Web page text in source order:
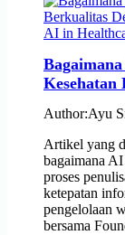
AI in
Kesehatan
Author:Ayu
Artikel yang
bagaimana
proses
ketepatan
pengelolaan
bersama